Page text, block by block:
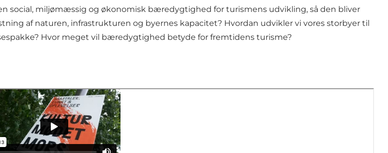
social, miljømæssig og økonomisk bæredygtighed for turismens udvikling, så den bliver
af naturen, infrastrukturen og byernes kapacitet? Hvordan udvikler vi vores storbyer til
Hvor meget vil bæredygtighed betyde for fremtidens turisme?